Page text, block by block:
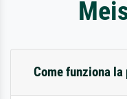
Come funziona